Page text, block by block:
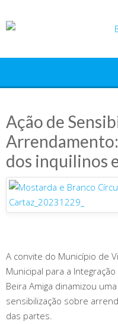
to
Ação de
dos inquilinos
A convite do Município de
Municipal para a
Beira Amiga dinamizou
sensibilização sobre
das partes.